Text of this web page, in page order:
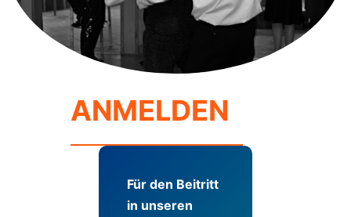
ANMELDEN
Für den Beitritt
in unseren